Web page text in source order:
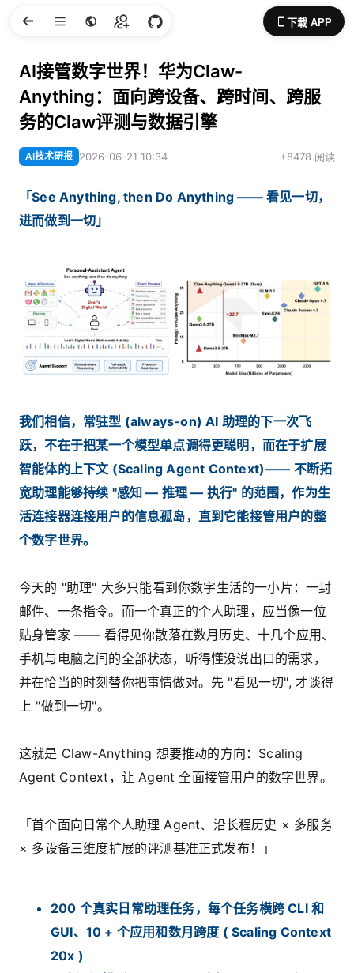
下载 APP
AI接管数字世界！华为Claw-
Anything：面向跨设备、跨时间、跨服
务的Claw评测与数据引擎
AI技术研报 2026-06-21 10:34 +8478 阅读
「See Anything, then Do Anything —— 看见一切，
进而做到一切」
我们相信，常驻型 (always-on) AI 助理的下一次飞
跃，不在于把某一个模型单点调得更聪明，而在于扩展
智能体的上下文 (Scaling Agent Context)—— 不断拓
宽助理能够持续 "感知 — 推理 — 执行" 的范围，作为生
活连接器连接用户的信息孤岛，直到它能接管用户的整
个数字世界。
今天的 "助理" 大多只能看到你数字生活的一小片：一封
邮件、一条指令。而一个真正的个人助理，应当像一位
贴身管家 —— 看得见你散落在数月历史、十几个应用、
手机与电脑之间的全部状态，听得懂没说出口的需求，
并在恰当的时刻替你把事情做对。先 "看见一切", 才谈得
上 "做到一切"。
这就是 Claw-Anything 想要推动的方向：Scaling
Agent Context，让 Agent 全面接管用户的数字世界。
「首个面向日常个人助理 Agent、沿长程历史 × 多服务
× 多设备三维度扩展的评测基准正式发布！」
200 个真实日常助理任务，每个任务横跨 CLI 和
GUI、10 + 个应用和数月跨度 ( Scaling Context
20x )